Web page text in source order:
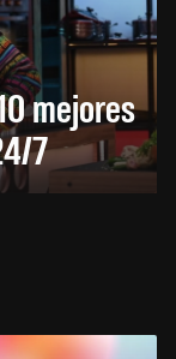
mejores
7